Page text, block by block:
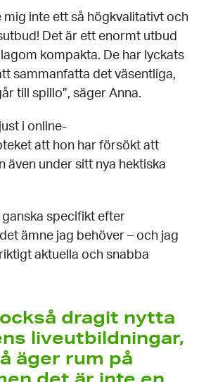
mig inte ett så högkvalitativt och
Det är ett enormt utbud
kompakta. De har lyckats
sammanfatta det väsentliga,
till spillo”, säger Anna.
i online-
att hon har försökt att
även under sitt nya hektiska
ganska specifikt efter
ämne jag behöver – och jag
aktuella och snabba
dragit nytta
liveutbildningar,
äger rum på